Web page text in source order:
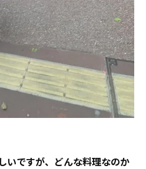
いですが、どんな料理なのか